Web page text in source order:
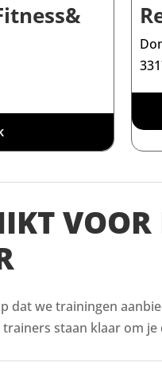
dat we trainingen
trainers staan klaar om